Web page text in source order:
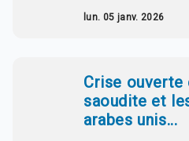
lun. 05 janv. 2026
Crise ouverte
saoudite et
arabes unis...